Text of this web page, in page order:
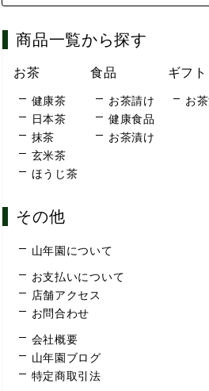
商品一覧から探す
お茶
健康茶
日本茶
抹茶
玄米茶
ほうじ茶
食品
お茶請け
健康食品
お茶漬け
ギフト
お
その他
山年園について
お支払いについて
店舗アクセス
お問合わせ
会社概要
山年園ブログ
特定商取引法